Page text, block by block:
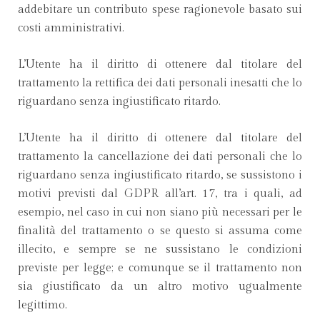
addebitare un contributo spese ragionevole basato sui
costi amministrativi.
L’Utente ha il diritto di ottenere dal titolare del
trattamento la rettifica dei dati personali inesatti che lo
riguardano senza ingiustificato ritardo.
L’Utente ha il diritto di ottenere dal titolare del
trattamento la cancellazione dei dati personali che lo
riguardano senza ingiustificato ritardo, se sussistono i
motivi previsti dal GDPR all’art. 17, tra i quali, ad
esempio, nel caso in cui non siano più necessari per le
finalità del trattamento o se questo si assuma come
illecito, e sempre se ne sussistano le condizioni
previste per legge; e comunque se il trattamento non
sia giustificato da un altro motivo ugualmente
legittimo.